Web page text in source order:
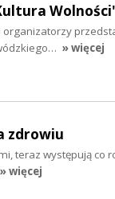
organizatorzy
» więcej
zdrowiu
teraz występują co
» więcej